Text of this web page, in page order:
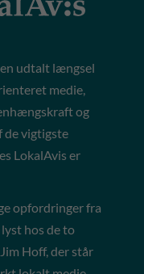
udtalt længsel
medie,
og
de vigtigste
LokalAvis er
opfordringer fra
hos de to
Hoff, der står